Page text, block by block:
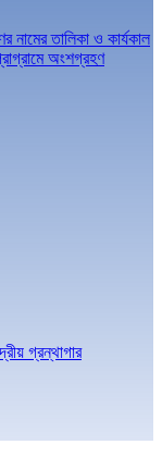
নামের তালিকা ও কার্যকাল
অংশগ্রহণ
গ্রন্থাগার